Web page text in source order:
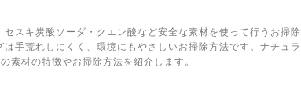
スキ炭酸ソーダ・クエン酸など安全な素材を使って行うお掃除
手荒れしにくく、環境にもやさしいお掃除方法です。ナチュラ
素材の特徴やお掃除方法を紹介します。